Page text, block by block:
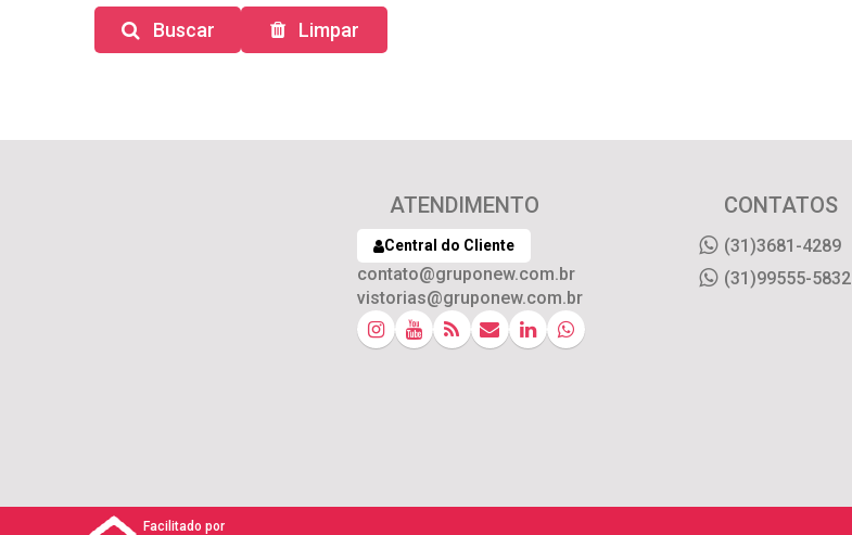
Buscar Limpar
ATENDIMENTO
Central do Cliente
contato@gruponew.com.br
vistorias@gruponew.com.br
CONTATOS
(31)3681-4289
(31)99555-5832